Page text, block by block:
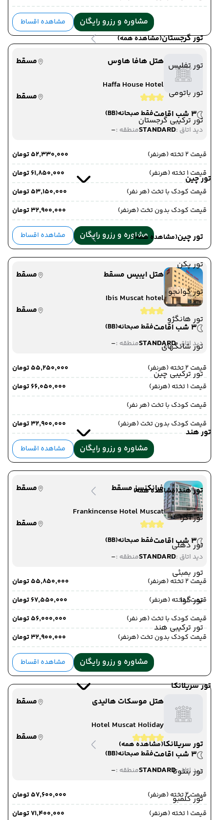
تور گرجستان(مشاهده همه)
تور تفلیس
تور باتومی
تور ترکیبی گرجستان
تور چین
تور چین(مشاهده همه)
تور پکن
تور گوانجو
تور هانگژو
تور شانگهای
تور ترکیبی چین
تور هند
تور هند(مشاهده همه)
تور آگرا
تور دهلی
تور بمبئی
تور گوا
تور ترکیبی هند
تور سریلانکا
تور سریلانکا(مشاهده همه)
تور بنتوتا
تور کلمبو
مشاوره و رزرو رایگان مشاهده اقساط
هتل هافا هاوس
مسقط
Haffa House Hotel
مسقط
3 شب اقامت
فقط صبحانه(BB)
دید اتاق :STANDARDمنطقه :-
قیمت 2 تخته (هرنفر)
۵۲٬۳۳۰٬۰۰۰ تومان
قیمت 1 تخته (هرنفر)
۶۱٬۸۵۰٬۰۰۰ تومان
قیمت کودک با تخت (هر نفر)
۵۳٬۱۵۰٬۰۰۰ تومان
قیمت کودک بدون تخت (هرنفر)
۳۲٬۹۰۰٬۰۰۰ تومان
مشاوره و رزرو رایگان مشاهده اقساط
هتل ایبیس مسقط
مسقط
Ibis Muscat hotel
مسقط
3 شب اقامت
فقط صبحانه(BB)
دید اتاق :STANDARDمنطقه :-
قیمت 2 تخته (هرنفر)
۵۵٬۲۵۰٬۰۰۰ تومان
قیمت 1 تخته (هرنفر)
۶۶٬۰۵۰٬۰۰۰ تومان
قیمت کودک با تخت (هر نفر)
قیمت کودک بدون تخت (هرنفر)
۳۲٬۹۰۰٬۰۰۰ تومان
مشاوره و رزرو رایگان مشاهده اقساط
فرانکنسز مسقط
مسقط
Frankincense Hotel Muscat
مسقط
3 شب اقامت
فقط صبحانه(BB)
دید اتاق :STANDARDمنطقه :-
قیمت 2 تخته (هرنفر)
۵۵٬۸۵۰٬۰۰۰ تومان
قیمت 1 تخته (هرنفر)
۶۷٬۵۵۰٬۰۰۰ تومان
قیمت کودک با تخت (هر نفر)
۵۶٬۰۰۰٬۰۰۰ تومان
قیمت کودک بدون تخت (هرنفر)
۳۲٬۹۰۰٬۰۰۰ تومان
مشاوره و رزرو رایگان مشاهده اقساط
هتل موسکات هالیدی
مسقط
Hotel Muscat Holiday
مسقط
3 شب اقامت
فقط صبحانه(BB)
دید اتاق :STANDARDمنطقه :-
قیمت 2 تخته (هرنفر)
۵۷٬۶۰۰٬۰۰۰ تومان
قیمت 1 تخته (هرنفر)
۷۱٬۴۰۰٬۰۰۰ تومان